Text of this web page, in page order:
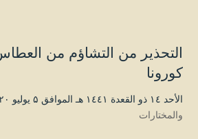
التحذير من التشاؤم من
كورونا
الأحد ۱٤ ذو القعدة ۱٤٤۱ هـ الموافق ۵ يوليو ۲۰۲۰ مـ |
والمختارات